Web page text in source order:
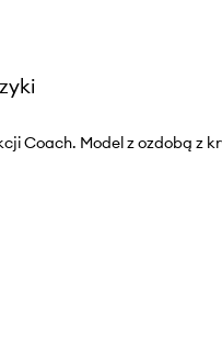
Coach. Model z ozdobą z